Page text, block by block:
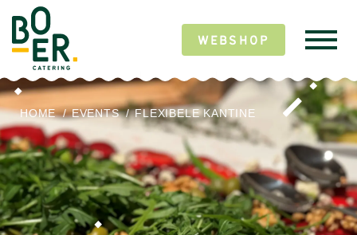
WEBSHOP
HOME / EVENTS / FLEXIBELE KANTINE